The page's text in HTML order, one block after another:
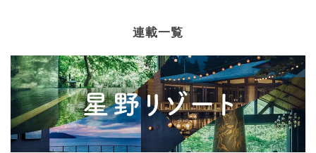
連載一覧